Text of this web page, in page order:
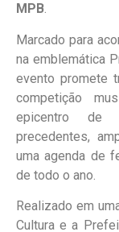
MPB.
Marcado para
na emblemática
evento promete
competição
epicentro de
precedentes,
uma agenda de
de todo o ano.
Realizado em
Cultura e a